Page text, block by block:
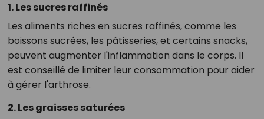
1. Les sucres raffinés
Les aliments riches en sucres raffinés, comme les
boissons sucrées, les pâtisseries, et certains snacks,
peuvent augmenter l'inflammation dans le corps. Il
est conseillé de limiter leur consommation pour aider
à gérer l'arthrose.
2. Les graisses saturées